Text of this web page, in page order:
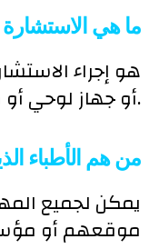
ما هي
هو إجراء
أو جهاز لوحي أو من تطبيق جوال مثبت على هاتفه.
من هم الأطباء
يمكن لجميع
موقعهم أو